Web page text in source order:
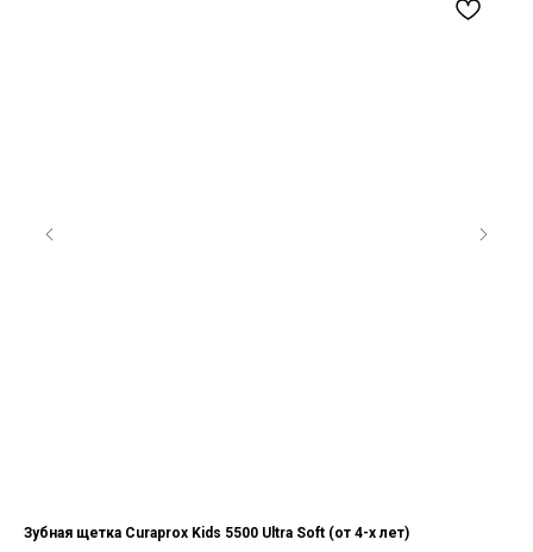
Зубная щетка Curaprox Kids 5500 Ultra Soft (от 4-х лет)